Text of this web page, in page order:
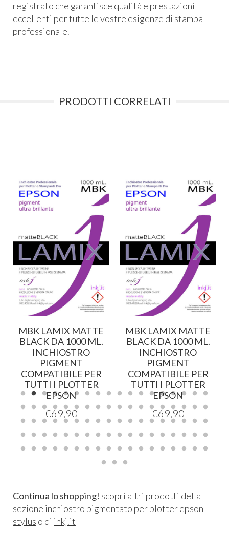
registrato che garantisce qualità e prestazioni
eccellenti per tutte le vostre esigenze di stampa
professionale.
PRODOTTI CORRELATI
MBK LAMIX MATTE
BLACK DA 1000 ML.
INCHIOSTRO
PIGMENT
COMPATIBILE PER
TUTTI I PLOTTER
EPSON
€69,90
MBK LAMIX MATTE
BLACK DA 1000 ML.
INCHIOSTRO
PIGMENT
COMPATIBILE PER
TUTTI I PLOTTER
EPSON
€69,90
Continua lo shopping! scopri altri prodotti della
sezione inchiostro pigmentato per plotter epson
stylus o di inkj.it